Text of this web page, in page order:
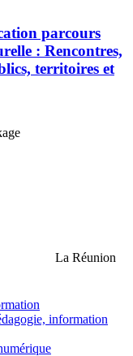
parcours
: Rencontres,
territoires et
La Réunion
information